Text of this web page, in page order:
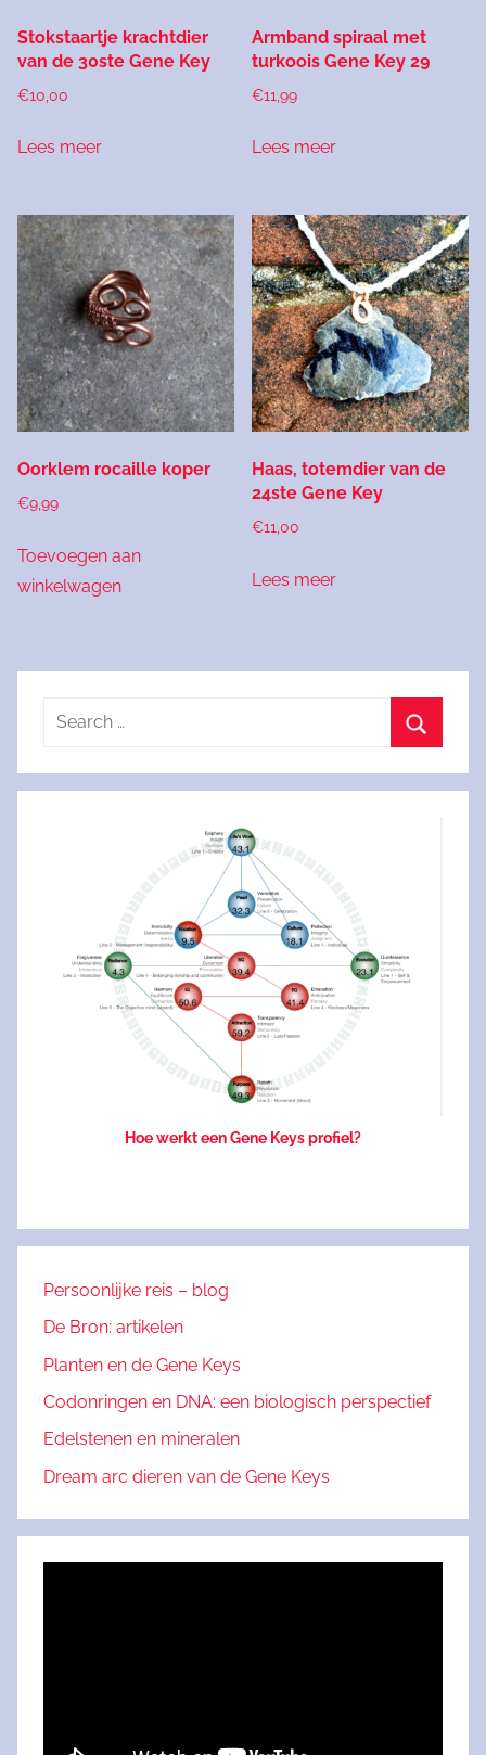
Stokstaartje krachtdier
van de 30ste Gene Key
€10,00
Lees meer
Armband spiraal met
turkoois Gene Key 29
€11,99
Lees meer
Oorklem rocaille koper
€9,99
Toevoegen aan
winkelwagen
Haas, totemdier van de
24ste Gene Key
€11,00
Lees meer
Search
Hoe werkt een Gene Keys profiel?
Persoonlijke reis – blog
De Bron: artikelen
Planten en de Gene Keys
Codonringen en DNA: een biologisch perspectief
Edelstenen en mineralen
Dream arc dieren van de Gene Keys